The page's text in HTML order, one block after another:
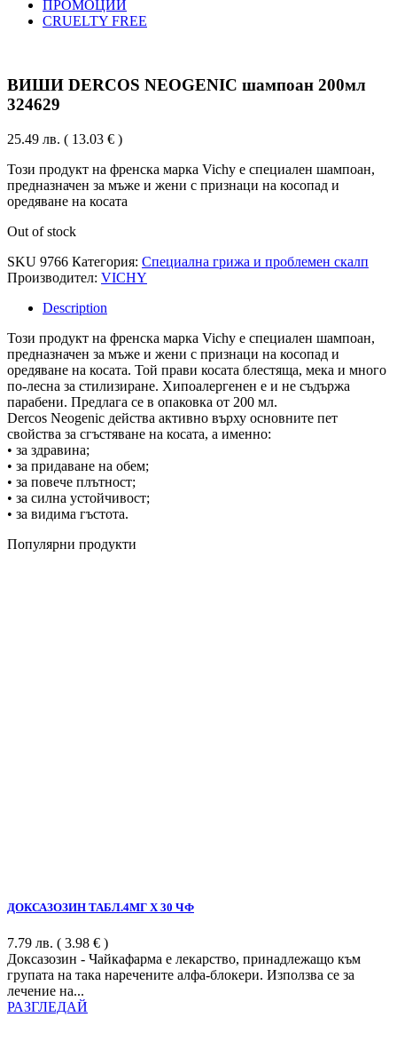
ПРОМОЦИИ
CRUELTY FREE
ВИШИ DERCOS NEOGENIC шампоан 200мл
324629
25.49 лв. ( 13.03 € )
Този продукт на френска марка Vichy е специален шампоан,
предназначен за мъже и жени с признаци на косопад и
оредяване на косата
Out of stock
SKU 9766 Категория: Специална грижа и проблемен скалп
Производител: VICHY
Description
Този продукт на френска марка Vichy е специален шампоан,
предназначен за мъже и жени с признаци на косопад и
оредяване на косата. Той прави косата блестяща, мека и много
по-лесна за стилизиране. Хипоалергенен е и не съдържа
парабени. Предлага се в опаковка от 200 мл.
Dercos Neogenic действа активно върху основните пет
свойства за сгъстяване на косата, а именно:
• за здравина;
• за придаване на обем;
• за повече плътност;
• за силна устойчивост;
• за видима гъстота.
Популярни продукти
ДОКСАЗОЗИН ТАБЛ.4МГ Х 30 ЧФ
7.79 лв. ( 3.98 € )
Доксазозин - Чайкафарма е лекарство, принадлежащо към
групата на така наречените алфа-блокери. Използва се за
лечение на...
РАЗГЛЕДАЙ